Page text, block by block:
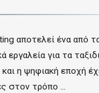
αποτελεί ένα από
εργαλεία για τα
η ψηφιακή εποχή
στον τρόπο ...